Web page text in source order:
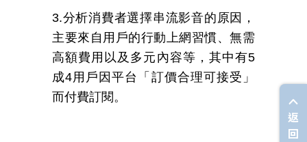
3.分析消費者選擇串流影音的原因，
主要來自用戶的行動上網習慣、無需
高額費用以及多元內容等，其中有5
成4用戶因平台「訂價合理可接受」
而付費訂閱。
返
回